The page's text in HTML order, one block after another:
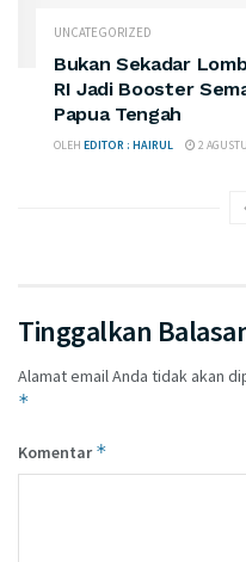
UNCATEGORIZED
Bukan Sekadar
RI Jadi Booster
Papua Tengah
OLEH EDITOR : HAIRUL 2
Tinggalkan
Alamat email Anda tidak akan
*
Komentar*